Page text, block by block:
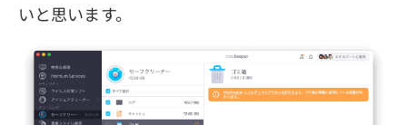
いと思います。